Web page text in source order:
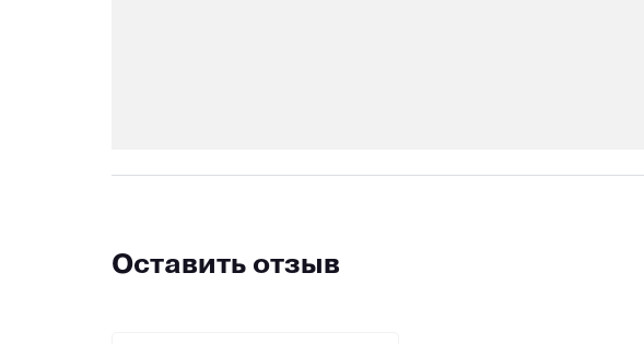
Оставить отзыв